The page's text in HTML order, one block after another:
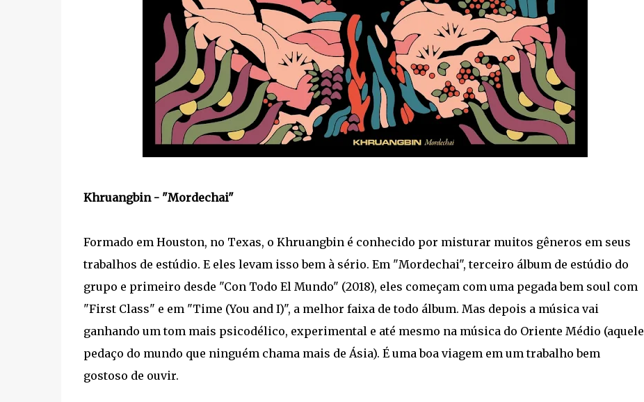
Khruangbin - "Mordechai"
Formado em Houston, no Texas, o Khruangbin é conhecido por misturar muitos gêneros em seus
trabalhos de estúdio. E eles levam isso bem à sério. Em "Mordechai", terceiro álbum de estúdio do
grupo e primeiro desde "Con Todo El Mundo" (2018), eles começam com uma pegada bem soul com
"First Class" e em "Time (You and I)", a melhor faixa de todo álbum. Mas depois a música vai
ganhando um tom mais psicodélico, experimental e até mesmo na música do Oriente Médio (aquele
pedaço do mundo que ninguém chama mais de Ásia). É uma boa viagem em um trabalho bem
gostoso de ouvir.